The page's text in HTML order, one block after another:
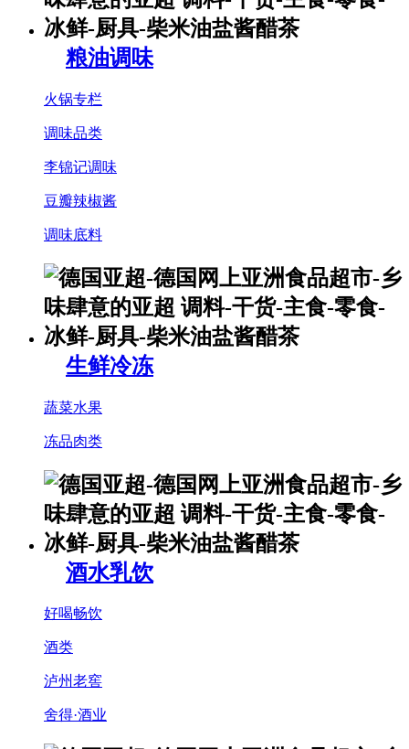
粮油调味
火锅专栏
调味品类
李锦记调味
豆瓣辣椒酱
调味底料
生鲜冷冻
蔬菜水果
冻品肉类
酒水乳饮
好喝畅饮
酒类
泸州老窖
舍得·酒业